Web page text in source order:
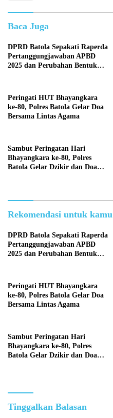
Baca Juga
DPRD Batola Sepakati Raperda
Pertanggungjawaban APBD
2025 dan Perubahan Bentuk
Peringati HUT Bhayangkara
ke-80, Polres Batola Gelar Doa
Bersama Lintas Agama
Sambut Peringatan Hari
Bhayangkara ke-80, Polres
Batola Gelar Dzikir dan Doa
Rekomendasi untuk kamu
DPRD Batola Sepakati Raperda
Pertanggungjawaban APBD
2025 dan Perubahan Bentuk
Peringati HUT Bhayangkara
ke-80, Polres Batola Gelar Doa
Bersama Lintas Agama
Sambut Peringatan Hari
Bhayangkara ke-80, Polres
Batola Gelar Dzikir dan Doa
Tinggalkan Balasan